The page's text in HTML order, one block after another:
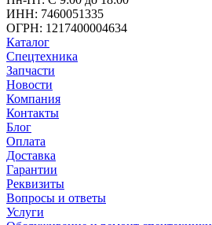
ИНН: 7460051335
ОГРН: 1217400004634
Каталог
Спецтехника
Запчасти
Новости
Компания
Контакты
Блог
Оплата
Доставка
Гарантии
Реквизиты
Вопросы и ответы
Услуги